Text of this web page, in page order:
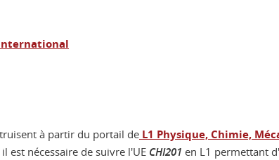
à partir du portail de L1 Physique, Chimie,
il est nécessaire de suivre l'UE CHI201 en L1 permettant